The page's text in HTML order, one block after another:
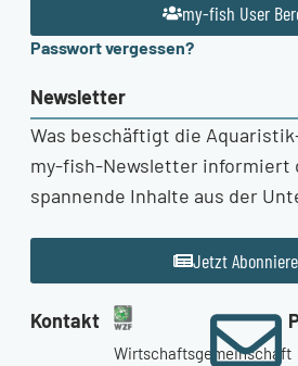
my-fish User
Passwort vergessen?
Newsletter
Was beschäftigt die
my-fish-Newsletter informiert
spannende Inhalte aus der
Jetzt
Kontakt
Wirtschaftsgemeinschaft